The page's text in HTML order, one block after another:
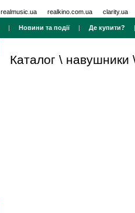
realmusic.ua realkino.com.ua clarity.ua
| Новини та події| Де купити?
Каталог \ навушники